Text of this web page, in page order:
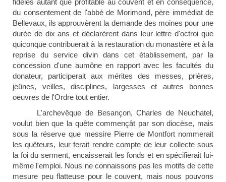
fidèles autant que profitable au couvent et en conséquence,
du consentement de l'abbé de Morimond, père immédiat de
Bellevaux, ils approuvèrent la demande des moines pour une
durée de dix ans et déclarèrent dans leur lettre d'octroi que
quiconque contribuerait à la restauration du monastère et à la
reprise du service divin dans cet établissement, par la
concession d'une aumône en rapport avec les facultés du
donateur, participerait aux mérites des messes, prières,
jeûnes, veilles, disciplines, largesses et autres bonnes
oeuvres de l'Ordre tout entier.
L'archevêque de Besançon, Charles de Neuchatel,
voulut bien que la quête commençât par son diocèse, mais
sous la réserve que messire Pierre de Montfort nommerait
les quêteurs, leur ferait rendre compte de leur collecte sous
la foi du serment, encaisserait les fonds et en spécifierait lui-
même l'emploi. Nous ne connaissons pas les motifs de cette
mesure peu flatteuse pour le couvent, mais nous pouvons